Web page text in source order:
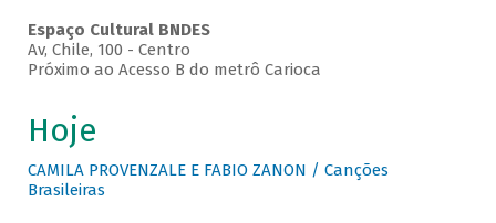
Espaço Cultural BNDES
Av, Chile, 100 - Centro
Próximo ao Acesso B do metrô Carioca
Hoje
CAMILA PROVENZALE E FABIO ZANON / Canções
Brasileiras